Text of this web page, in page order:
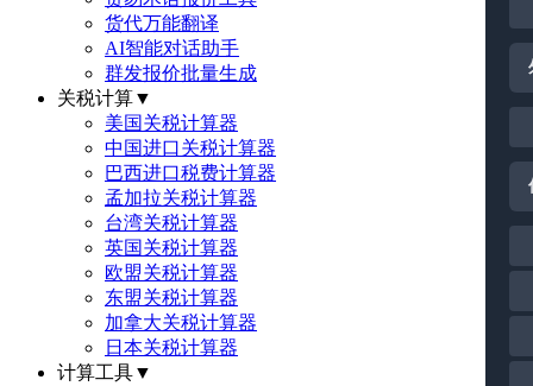
货代万能翻译
AI智能对话助手
群发报价批量生成
关税计算▼
美国关税计算器
中国进口关税计算器
巴西进口税费计算器
孟加拉关税计算器
台湾关税计算器
英国关税计算器
欧盟关税计算器
东盟关税计算器
加拿大关税计算器
日本关税计算器
计算工具▼